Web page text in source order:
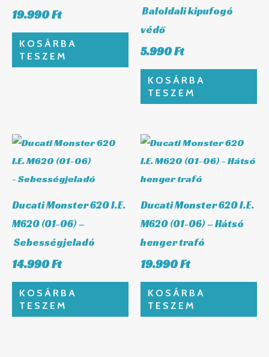
19.990Ft
KOSÁRBA
TESZEM
Baloldali kipufogó
védő
5.990Ft
KOSÁRBA
TESZEM
Ducati Monster 620 I.E.
M620 (01-06) –
Sebességjeladó
14.990Ft
KOSÁRBA
TESZEM
Ducati Monster 620 I.E.
M620 (01-06) – Hátsó
henger trafó
19.990Ft
KOSÁRBA
TESZEM